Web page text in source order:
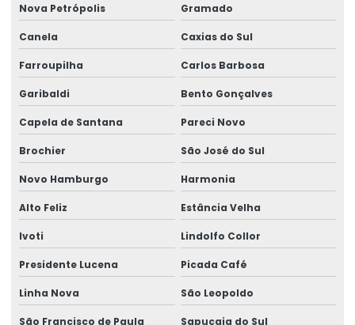
Envio do evento s 2221
Envio eventos periódicos esocial
Envio eventos sst esocial
Envio de sst
Exame admissional audiometria
Exame admissional clínica
Exame admissional para empresas
Exame admissional glicemia
Nova Petrópolis Gramado
Canela Caxias do Sul
Farroupilha Carlos Barbosa
Garibaldi Bento Gonçalves
Capela de Santana Pareci Novo
Brochier São José do Sul
Novo Hamburgo Harmonia
Alto Feliz Estância Velha
Ivoti Lindolfo Collor
Presidente Lucena Picada Café
Linha Nova São Leopoldo
São Francisco de Paula Sapucaia do Sul